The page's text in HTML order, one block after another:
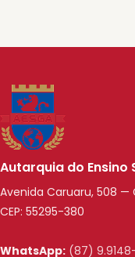
Autarquia do Ensino
Avenida Caruaru, 508 —
CEP: 55295-380
WhatsApp: (87)